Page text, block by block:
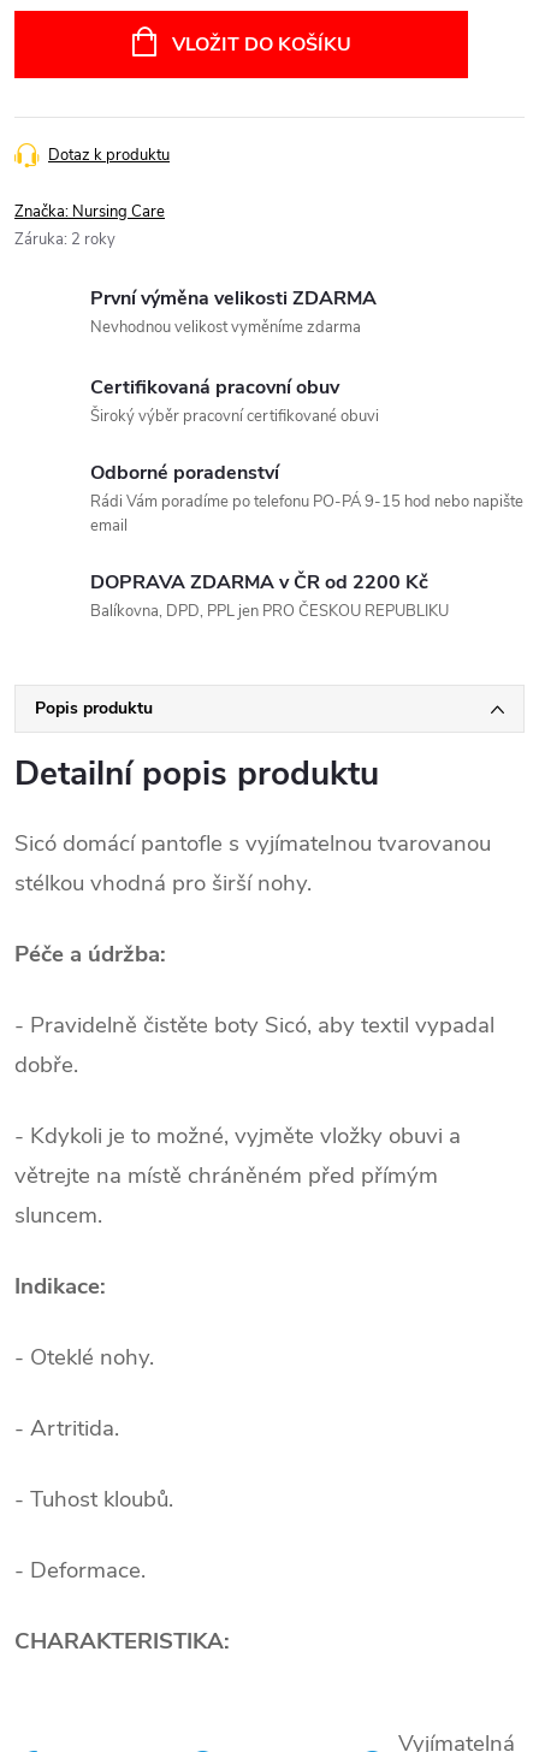
VLOŽIT DO KOŠÍKU
Dotaz k produktu
Značka: Nursing Care
Záruka: 2 roky
První výměna velikosti ZDARMA
Nevhodnou velikost vyměníme zdarma
Certifikovaná pracovní obuv
Široký výběr pracovní certifikované obuvi
Odborné poradenství
Rádi Vám poradíme po telefonu PO-PÁ 9-15 hod nebo napište
email
DOPRAVA ZDARMA v ČR od 2200 Kč
Balíkovna, DPD, PPL jen PRO ČESKOU REPUBLIKU
Popis produktu
Detailní popis produktu
Sicó domácí pantofle s vyjímatelnou tvarovanou
stélkou vhodná pro širší nohy.
Péče a údržba:
- Pravidelně čistěte boty Sicó, aby textil vypadal
dobře.
- Kdykoli je to možné, vyjměte vložky obuvi a
větrejte na místě chráněném před přímým
sluncem.
Indikace:
- Oteklé nohy.
- Artritida.
- Tuhost kloubů.
- Deformace.
CHARAKTERISTIKA:
Vyjímatelná